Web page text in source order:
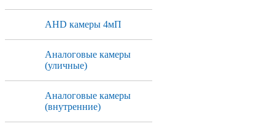
AHD камеры 4мП
Аналоговые камеры
(уличные)
Аналоговые камеры
(внутренние)